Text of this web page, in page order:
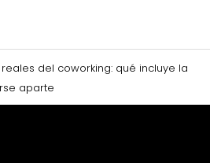
del coworking: qué incluye la
aparte